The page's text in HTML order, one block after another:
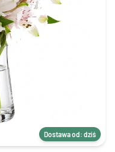
Dostawa od: dziś